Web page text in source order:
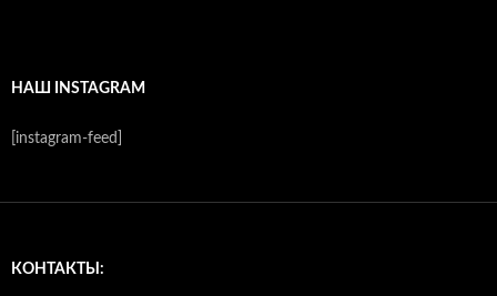
НАШ INSTAGRAM
[instagram-feed]
КОНТАКТЫ: